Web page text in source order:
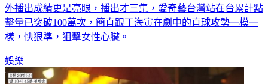
外播出成績更是亮眼，播出才三集，愛奇藝台灣站在台累計點
擊量已突破100萬次，簡直跟丁海寅在劇中的直球攻勢一模一
樣，快狠準，狙擊女性心臟。
娛樂